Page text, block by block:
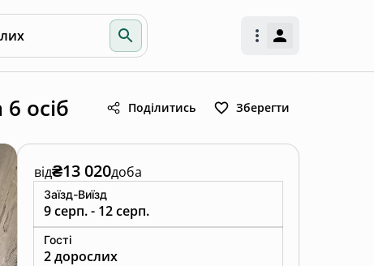
осіб Поділитись Зберегти
від₴13 020доба
Заїзд-Виїзд
9 серп. - 12 серп.
Гості
2 дорослих